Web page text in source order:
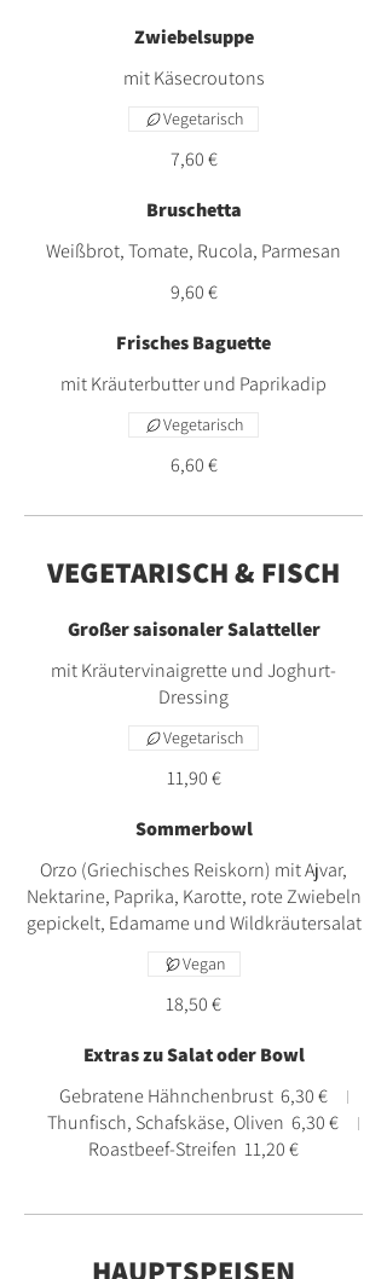
Zwiebelsuppe
mit Käsecroutons
7,60 €
Vegetarisch
Bruschetta
Weißbrot, Tomate, Rucola, Parmesan
9,60 €
Frisches Baguette
mit Kräuterbutter und Paprikadip
6,60 €
Vegetarisch
VEGETARISCH & FISCH
Großer saisonaler Salatteller
mit Kräutervinaigrette und Joghurt-
Dressing
11,90 €
Vegetarisch
Sommerbowl
Orzo (Griechisches Reiskorn) mit Ajvar,
Nektarine, Paprika, Karotte, rote Zwiebeln
gepickelt, Edamame und Wildkräutersalat
18,50 €
Vegan
Extras zu Salat oder Bowl
Gebratene Hähnchenbrust 6,30 €
Thunfisch, Schafskäse, Oliven 6,30 €
Roastbeef-Streifen 11,20 €
HAUPTSPEISEN